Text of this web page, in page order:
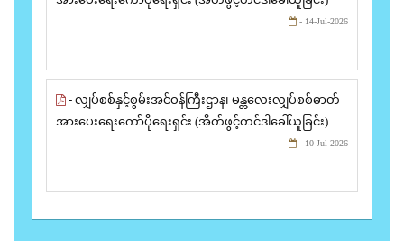
- 14-Jul-2026
- လျှပ်စစ်နှင့်စွမ်းအင်ဝန်ကြီးဌာန၊ မန္တလေးလျှပ်စစ်ဓာတ်
အားပေးရေးကော်ပိုရေးရှင်း (အိတ်ဖွင့်တင်ဒါခေါ်ယူခြင်း)
- 10-Jul-2026